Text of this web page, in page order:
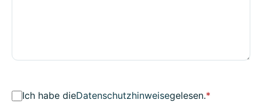
Ich habe dieDatenschutzhinweisegelesen.*